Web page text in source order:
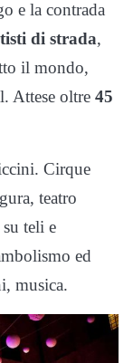
e la contrada
di strada,
il mondo,
Attese oltre 45
Cirque
teatro
su teli e
ed
musica.